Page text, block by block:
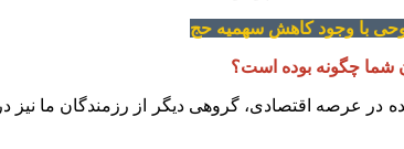
وحی با وجود کاهش سهمیه حج
شما چگونه بوده است؟
در عرصه اقتصادی، گروهی دیگر از رزمندگان ما